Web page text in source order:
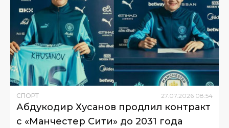
СПОРТ 27.07.2026 08:54
Абдукодир Хусанов продлил контракт
с «Манчестер Сити» до 2031 года